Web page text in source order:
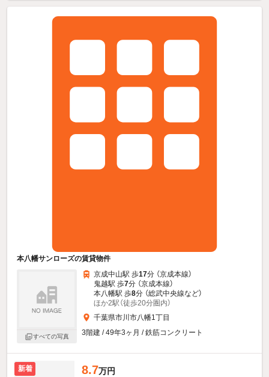
本八幡サンローズの賃貸物件
すべての写真
京成中山駅 歩17分 （京成本線）
鬼越駅 歩7分 （京成本線）
本八幡駅 歩8分 （総武中央線など）
ほか2駅（徒歩20分圏内）
千葉県市川市八幡1丁目
3階建 / 49年3ヶ月 / 鉄筋コンクリート
新着 8.7万円